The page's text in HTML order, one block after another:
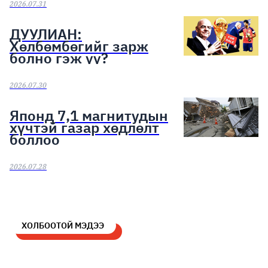
2026.07.31
ДУУЛИАН:
Хөлбөмбөгийг зарж
болно гэж үү?
2026.07.30
Японд 7,1 магнитудын
хүчтэй газар хөдлөлт
боллоо
2026.07.28
ХОЛБООТОЙ МЭДЭЭ